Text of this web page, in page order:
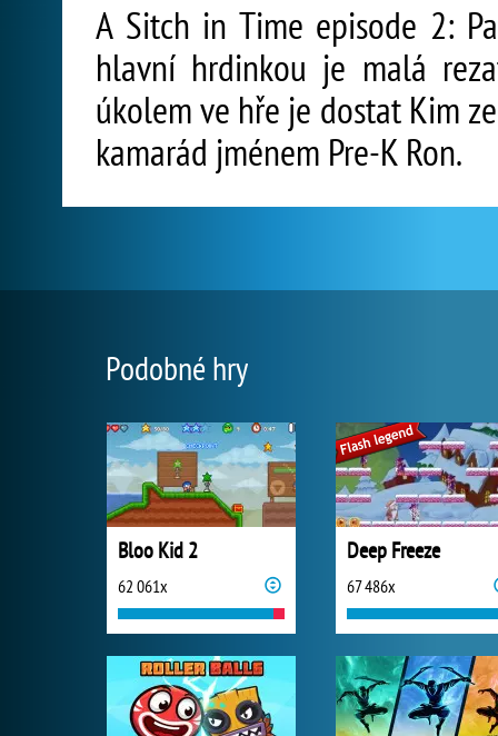
A Sitch in Time episode 2:
hlavní hrdinkou je malá
úkolem ve hře je dostat Kim
kamarád jménem Pre-K Ron.
Podobné hry
Bloo Kid 2
62 061x
Deep Freeze
67 486x